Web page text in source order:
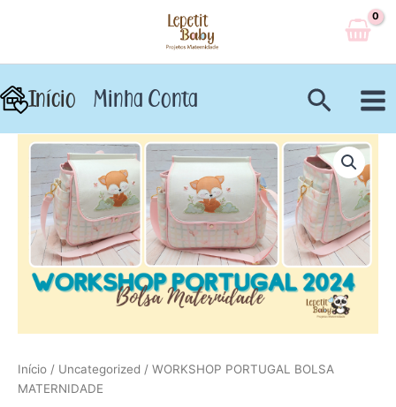
Início Minha Conta
Início / Uncategorized / WORKSHOP PORTUGAL BOLSA
MATERNIDADE